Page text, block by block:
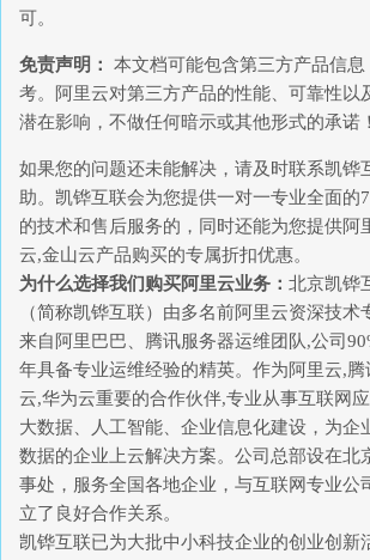
可。
免责声明：
本文档可能包含第三方产品信
考。阿里云对第三方产品的性能、可靠性以
潜在影响，不做任何暗示或其他形式的承诺
如果您的问题还未能解决，请及时联系凯铧
助。凯铧互联会为您提供一对一专业全面的
的技术和售后服务的，同时还能为您提供阿
云,金山云产品购买的专属折扣优惠。
为什么选择我们购买阿里云业务： 北京凯铧
（简称凯铧互联）由多名前阿里云资深技术
来自阿里巴巴、腾讯服务器运维团队,公司
年具备专业运维经验的精英。作为阿里云,
云,华为云重要的合作伙伴,专业从事互联网应
大数据、人工智能、企业信息化建设，为企
数据的企业上云解决方案。公司总部设在北
事处，服务全国各地企业，与互联网专业公
立了良好合作关系。
凯铧互联已为大批中小科技企业的创业创新